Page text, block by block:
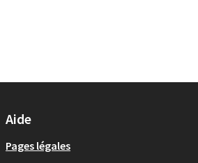
Aide
Pages légales